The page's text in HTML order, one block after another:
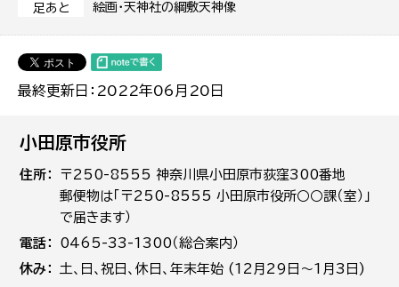
足あと 絵画・天神社の綱敷天神像
最終更新日：2022年06月20日
小田原市役所
住所
〒250-8555 神奈川県小田原市荻窪300番地
郵便物は「〒250-8555 小田原市役所○○課（室）」
で届きます）
電話
0465-33-1300（総合案内）
休み
土､日､祝日、休日、年末年始 (12月29日～1月3日)